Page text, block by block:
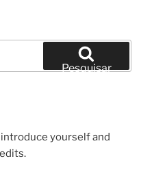
Pesquisar
yourself and